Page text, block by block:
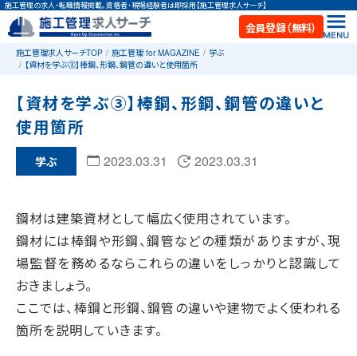
施工管理の求人・転職情報掲載。資格者・現場経験者は即採用【施工管理求人サーチ】
会員登録（無料）
施工管理求人サーチTOP 施工管理 for MAGAZINE
学ぶ
【資材を学ぶ③】棒鋼、形鋼、鋼管の違いと使用箇所
【資材を学ぶ③】棒鋼、形鋼、鋼管の違いと
使用箇所
学ぶ 2023.03.31 2023.03.31
鋼材は建築資材として幅広く使用されています。
鋼材には棒鋼や形鋼、鋼管などの種類がありますが、現
場監督を務めるならこれらの違いをしっかりと認識して
おきましょう。
ここでは、棒鋼と形鋼、鋼管の違いや建物でよく使われる
箇所を説明していきます。